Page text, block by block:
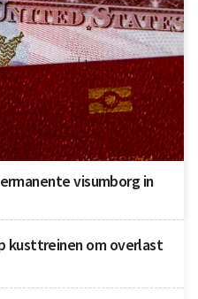
visumborg in
kusttreinen om overlast